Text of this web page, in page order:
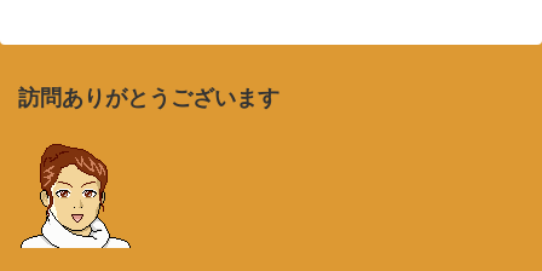
訪問ありがとうございます